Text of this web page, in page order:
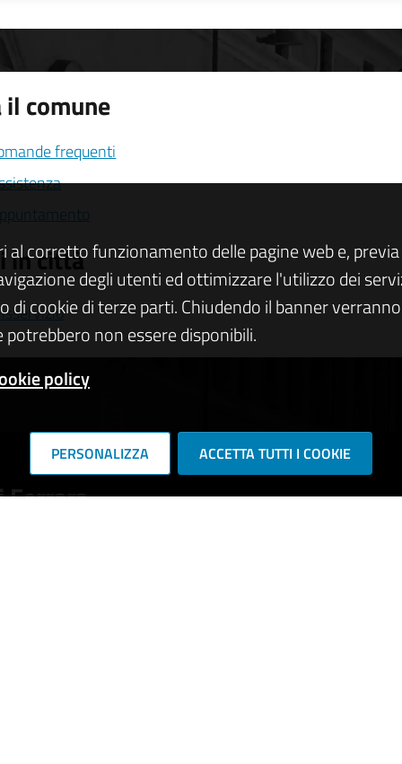
comune
frequenti
in città
Ferrara
al corretto funzionamento delle pagine web e,
degli utenti ed ottimizzare l'utilizzo dei
cookie di terze parti. Chiudendo il banner
non essere disponibili.
policy
PERSONALIZZA ACCETTA TUTTI I COOKIE